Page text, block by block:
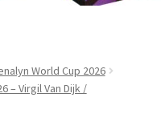
World Cup 2026
– Virgil Van Dijk /